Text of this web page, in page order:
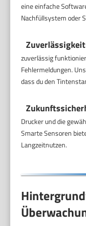
eine einfache
Nachfüllsystem oder
zuverlässig
Fehlermeldungen.
dass du den
Drucker und die
Smarte Sensoren
Langzeitnutzen.